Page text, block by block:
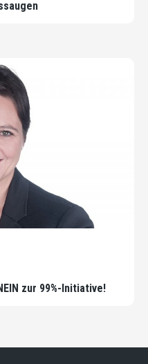
zur 99%-Initiative!